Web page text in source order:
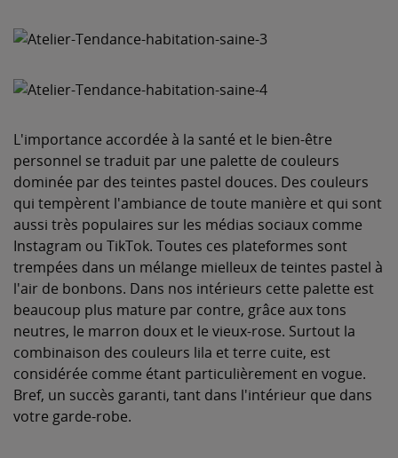
L'importance accordée à la santé et le bien-être
personnel se traduit par une palette de couleurs
dominée par des teintes pastel douces. Des couleurs
qui tempèrent l'ambiance de toute manière et qui sont
aussi très populaires sur les médias sociaux comme
Instagram ou TikTok. Toutes ces plateformes sont
trempées dans un mélange mielleux de teintes pastel à
l'air de bonbons. Dans nos intérieurs cette palette est
beaucoup plus mature par contre, grâce aux tons
neutres, le marron doux et le vieux-rose. Surtout la
combinaison des couleurs lila et terre cuite, est
considérée comme étant particulièrement en vogue.
Bref, un succès garanti, tant dans l'intérieur que dans
votre garde-robe.